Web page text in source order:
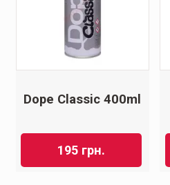
Dope Classic 400ml